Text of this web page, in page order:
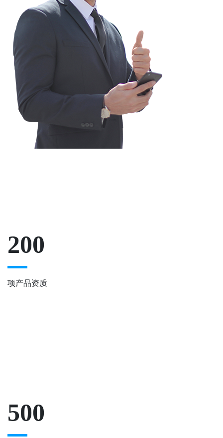
200
项产品资质
500